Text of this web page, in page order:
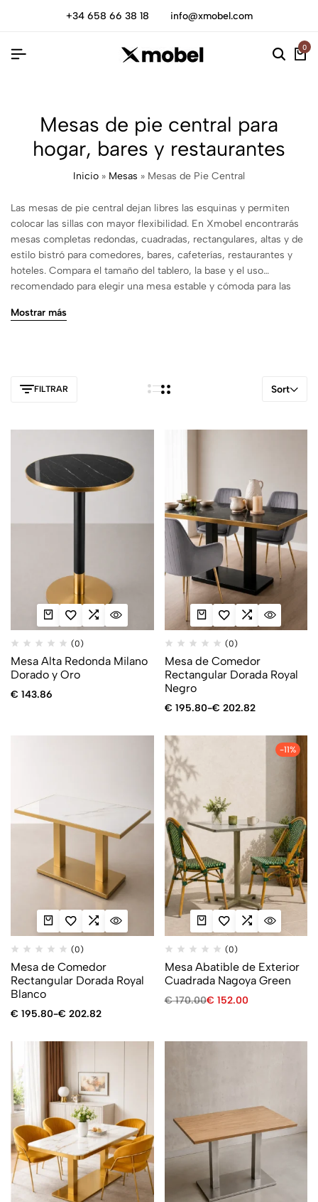
+34 658 66 38 18 info@xmobel.com
0
Mesas de pie central para
hogar, bares y restaurantes
Inicio » Mesas » Mesas de Pie Central
Las mesas de pie central dejan libres las esquinas y permiten
colocar las sillas con mayor flexibilidad. En Xmobel encontrarás
mesas completas redondas, cuadradas, rectangulares, altas y de
estilo bistró para comedores, bares, cafeterías, restaurantes y
hoteles. Compara el tamaño del tablero, la base y el uso
recomendado para elegir una mesa estable y cómoda para las
Mostrar más
FILTRAR Sort
(0)
Mesa Alta Redonda Milano
Dorado y Oro
€ 143.86
(0)
Mesa de Comedor
Rectangular Dorada Royal
Negro
€ 195.80-€ 202.82
(0)
Mesa de Comedor
Rectangular Dorada Royal
Blanco
€ 195.80-€ 202.82
-11%
(0)
Mesa Abatible de Exterior
Cuadrada Nagoya Green
€170.00€ 152.00